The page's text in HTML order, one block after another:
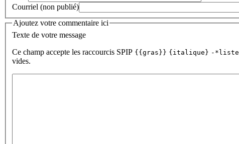
Courriel (non publié)
Ajoutez votre commentaire ici
Texte de votre message
Ce champ accepte les raccourcis SPIP {{gras}} {italique} -*liste
vides.